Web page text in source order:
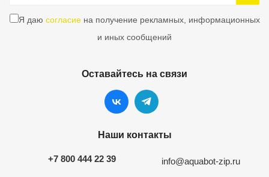
Я даю согласиена получение рекламных, информационных
и иных сообщений
Оставайтесь на связи
Наши контакты
+7 800 444 22 39 info@aquabot-zip.ru